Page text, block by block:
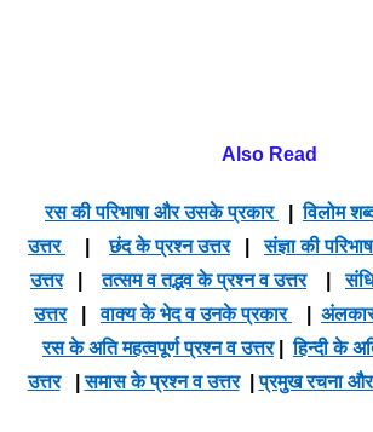
Also Read
रस की परिभाषा और उसके प्रकार |विलोम
उत्तर
|छंद के प्रश्न उत्तर|संज्ञा की
उत्तर|तत्सम व तद्भव के प्रश्न व उत्तर|
उत्तर|वाक्य के भेद व उनके प्रकार
रस के अति महत्वपूर्ण प्रश्न व उत्तर|हिन्दी के
उत्तर|समास के प्रश्न व उत्तर|प्रमुख रचना